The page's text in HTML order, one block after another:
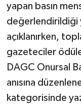
yapan basın
değerlendirildiği
açıklanırken,
gazeteciler
DAGC Onursal
anısına
kategorisinde